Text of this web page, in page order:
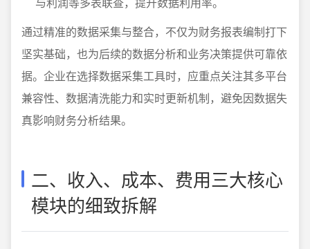
通过精准的数据采集与整合，不仅为财务报表编制打下
坚实基础，也为后续的数据分析和业务决策提供可靠依
据。企业在选择数据采集工具时，应重点关注其多平台
兼容性、数据清洗能力和实时更新机制，避免因数据失
真影响财务分析结果。
二、收入、成本、费用三大核心
模块的细致拆解